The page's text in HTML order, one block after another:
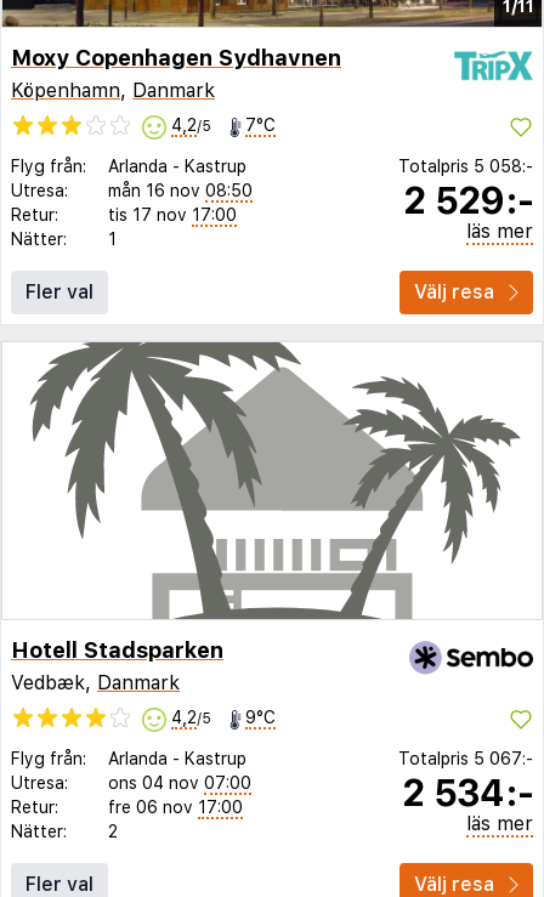
1/11
Moxy Copenhagen Sydhavnen
Köpenhamn, Danmark
4,2/5 7°C
Flyg från: Arlanda - Kastrup
Utresa:
mån 16 nov 08:50
Retur:
tis 17 nov 17:00
Nätter:
1
Totalpris 5 058:-
2 529:-
läs mer
Fler val Välj resa
Hotell Stadsparken
Vedbæk, Danmark
4,2/5 9°C
Flyg från: Arlanda - Kastrup
Utresa:
ons 04 nov 07:00
Retur:
fre 06 nov 17:00
Nätter:
2
Totalpris 5 067:-
2 534:-
läs mer
Fler val Välj resa